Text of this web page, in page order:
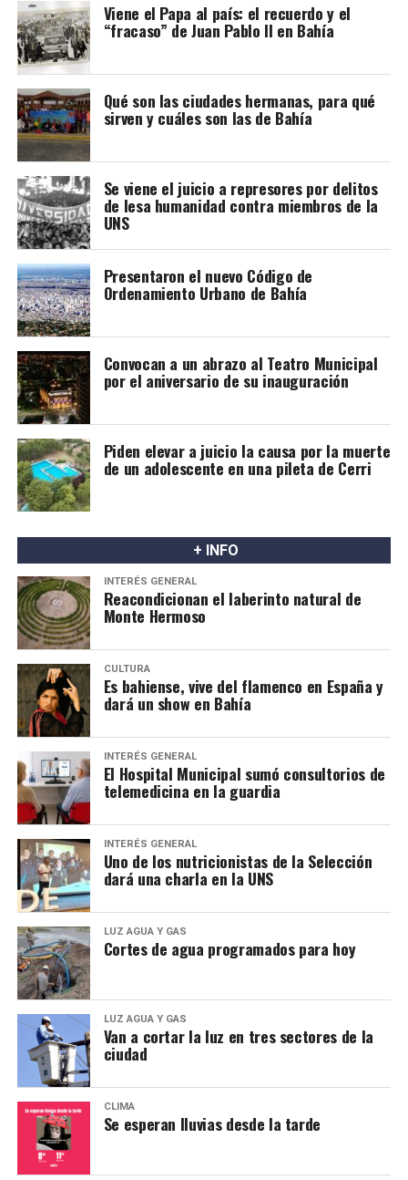
Viene el Papa al país: el recuerdo y el
“fracaso” de Juan Pablo II en Bahía
Qué son las ciudades hermanas, para qué
sirven y cuáles son las de Bahía
Se viene el juicio a represores por delitos
de lesa humanidad contra miembros de la
UNS
Presentaron el nuevo Código de
Ordenamiento Urbano de Bahía
Convocan a un abrazo al Teatro Municipal
por el aniversario de su inauguración
Piden elevar a juicio la causa por la muerte
de un adolescente en una pileta de Cerri
+ INFO
INTERÉS GENERAL
Reacondicionan el laberinto natural de
Monte Hermoso
CULTURA
Es bahiense, vive del flamenco en España y
dará un show en Bahía
INTERÉS GENERAL
El Hospital Municipal sumó consultorios de
telemedicina en la guardia
INTERÉS GENERAL
Uno de los nutricionistas de la Selección
dará una charla en la UNS
LUZ AGUA Y GAS
Cortes de agua programados para hoy
LUZ AGUA Y GAS
Van a cortar la luz en tres sectores de la
ciudad
CLIMA
Se esperan lluvias desde la tarde